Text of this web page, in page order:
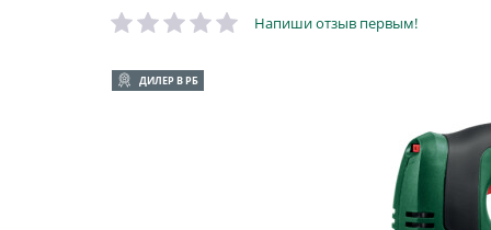
Напиши отзыв первым!
ДИЛЕР В РБ